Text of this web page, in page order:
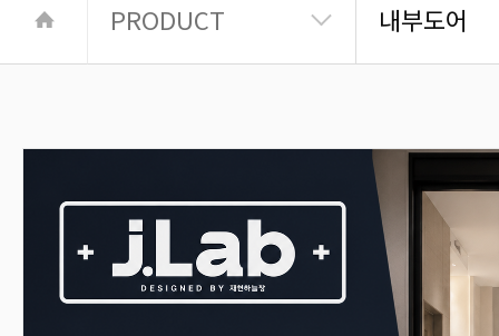
PRODUCT 내부도어